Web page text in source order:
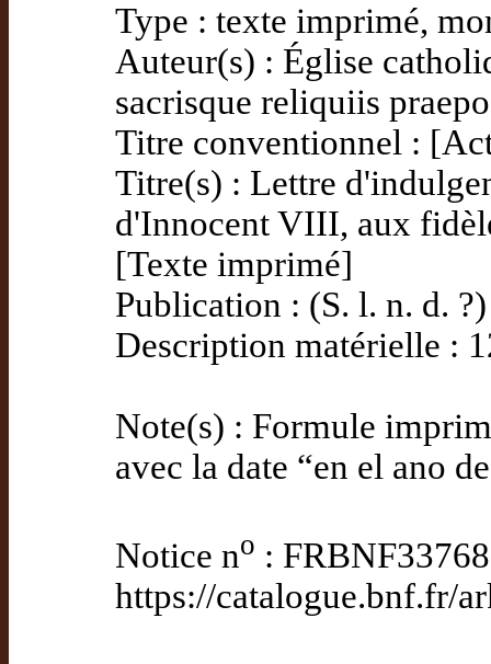
Type : texte imprimé,
Auteur(s) : Église
sacrisque reliquiis
Titre conventionnel :
Titre(s) : Lettre
d'Innocent VIII, aux
[Texte imprimé]
Publication : (S. l. n. d. ?)
Description matérielle :
Note(s) : Formule
avec la date “en el ano
Notice no :
https://catalogue.bnf.fr/